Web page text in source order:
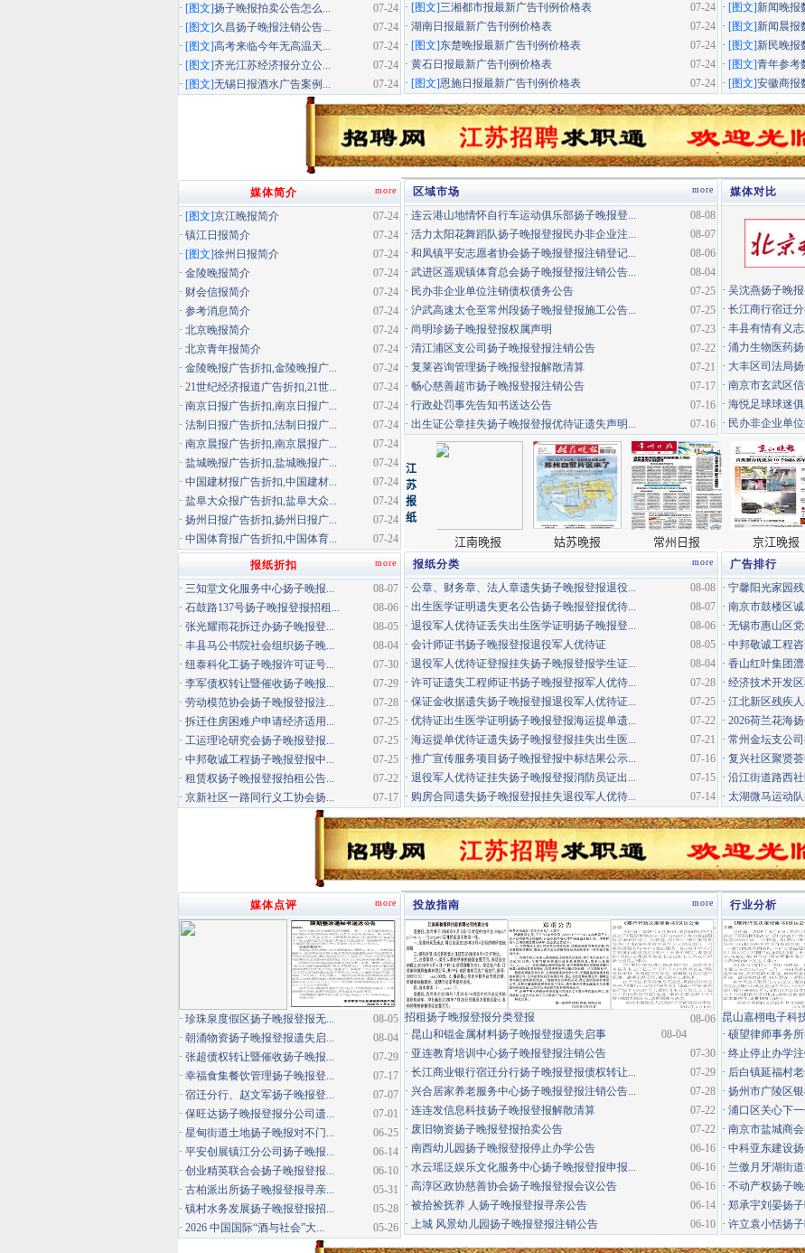
07-24
· [图文]三湘都市报最新广告刊例价格表
07-24
· 湖南日报最新广告刊例价格表
07-24
· [图文]东楚晚报最新广告刊例价格表
07-24
· 黄石日报最新广告刊例价格表
07-24
· [图文]恩施日报最新广告刊例价格表
· [图文]新闻晚报
· [图文]新闻晨报
· [图文]新民晚报
· [图文]青年参考
· [图文]安徽商报
07-24
· [图文]扬子晚报拍卖公告怎么...
07-24
· [图文]久昌扬子晚报注销公告...
07-24
· [图文]高考来临今年无高温天...
07-24
· [图文]齐光江苏经济报分立公...
07-24
· [图文]无锡日报酒水广告案例...
more
区域市场
媒体对比
08-08
· 连云港山地情怀自行车运动俱乐部扬子晚报登...
08-07
· 活力太阳花舞蹈队扬子晚报登报民办非企业注...
08-06
· 和凤镇平安志愿者协会扬子晚报登报注销登记...
08-04
· 武进区遥观镇体育总会扬子晚报登报注销公告...
07-25
· 民办非企业单位注销债权债务公告
07-25
· 沪武高速太仓至常州段扬子晚报登报施工公告...
07-23
· 尚明珍扬子晚报登报权属声明
07-22
· 清江浦区支公司扬子晚报登报注销公告
07-21
· 复莱咨询管理扬子晚报登报解散清算
07-17
· 畅心慈善超市扬子晚报登报注销公告
07-16
· 行政处罚事先告知书送达公告
07-16
· 出生证公章挂失扬子晚报登报优待证遗失声明...
· 吴沈燕扬子晚
· 长江商行宿迁
· 丰县有情有义
· 涌力生物医药
· 大丰区司法局
· 南京市玄武区
· 海悦足球球迷
· 民办非企业单
more
报纸分类
广告排行
08-08
· 公章、财务章、法人章遗失扬子晚报登报退役...
08-07
· 出生医学证明遗失更名公告扬子晚报登报优待...
08-06
· 退役军人优待证丢失出生医学证明扬子晚报登...
08-05
· 会计师证书扬子晚报登报退役军人优待证
08-04
· 退役军人优待证登报挂失扬子晚报登报学生证...
07-28
· 许可证遗失工程师证书扬子晚报登报军人优待...
07-25
· 保证金收据遗失扬子晚报登报退役军人优待证...
07-22
· 优待证出生医学证明扬子晚报登报海运提单遗...
07-21
· 海运提单优待证遗失扬子晚报登报挂失出生医...
07-16
· 推广宣传服务项目扬子晚报登报中标结果公示...
07-15
· 退役军人优待证挂失扬子晚报登报消防员证出...
07-14
· 购房合同遗失扬子晚报登报挂失退役军人优待...
· 宁馨阳光家园
· 南京市鼓楼区
· 无锡市惠山区
· 中邦敬诚工程
· 香山红叶集团
· 经济技术开发
· 江北新区残疾
· 2026荷兰花海
· 常州金坛支公
· 复兴社区聚贤
· 沿江街道路西
· 太湖微马运动
more
媒体简介
07-24
· [图文]京江晚报简介
07-24
· 镇江日报简介
07-24
· [图文]徐州日报简介
07-24
· 金陵晚报简介
07-24
· 财会信报简介
07-24
· 参考消息简介
07-24
· 北京晚报简介
07-24
· 北京青年报简介
07-24
· 金陵晚报广告折扣,金陵晚报广...
07-24
· 21世纪经济报道广告折扣,21世...
07-24
· 南京日报广告折扣,南京日报广...
07-24
· 法制日报广告折扣,法制日报广...
07-24
· 南京晨报广告折扣,南京晨报广...
07-24
· 盐城晚报广告折扣,盐城晚报广...
07-24
· 中国建材报广告折扣,中国建材...
07-24
· 盐阜大众报广告折扣,盐阜大众...
07-24
· 扬州日报广告折扣,扬州日报广...
07-24
· 中国体育报广告折扣,中国体育...
more
报纸折扣
08-07
· 三知堂文化服务中心扬子晚报...
08-06
· 石鼓路137号扬子晚报登报招租...
08-05
· 张光耀雨花拆迁办扬子晚报登...
08-04
· 丰县马公书院社会组织扬子晚...
07-30
· 纽泰科化工扬子晚报许可证号...
07-29
· 李军债权转让暨催收扬子晚报...
07-28
· 劳动模范协会扬子晚报登报注...
07-25
· 拆迁住房困难户申请经济适用...
07-25
· 工运理论研究会扬子晚报登报...
07-25
· 中邦敬诚工程扬子晚报登报中...
07-22
· 租赁权扬子晚报登报拍租公告...
07-17
· 京新社区一路同行义工协会扬...
more
投放指南 行业分析
08-06
·
招租扬子晚报登报分类登报
08-04
· 昆山和锟金属材料扬子晚报登报遗失启事
07-30
· 亚连教育培训中心扬子晚报登报注销公告
07-29
· 长江商业银行宿迁分行扬子晚报登报债权转让...
07-28
· 兴合居家养老服务中心扬子晚报登报注销公告...
07-22
· 连连发信息科技扬子晚报登报解散清算
07-22
· 废旧物资扬子晚报登报拍卖公告
06-16
· 南西幼儿园扬子晚报登报停止办学公告
06-16
· 水云瑶泛娱乐文化服务中心扬子晚报登报申报...
06-16
· 高淳区政协慈善协会扬子晚报登报会议公告
06-14
· 被拾捡抚养 人扬子晚报登报寻亲公告
06-10
· 上城 风景幼儿园扬子晚报登报注销公告
昆山嘉栩电子科
· 硕望律师事务
· 终止停止办学
· 后白镇延福村
· 扬州市广陵区
· 浦口区关心下
· 南京市盐城商
· 中科亚东建设
· 兰傲月牙湖街
· 不动产权扬子
· 郑承宇刘晏扬
· 许立袁小恬扬
more
媒体点评
08-05
· 珍珠泉度假区扬子晚报登报无...
08-04
· 朝涌物资扬子晚报登报遗失启...
07-29
· 张超债权转让暨催收扬子晚报...
07-17
· 幸福食集餐饮管理扬子晚报登...
07-07
· 宿迁分行、赵文军扬子晚报登...
07-01
· 保旺达扬子晚报登报分公司遗...
06-25
· 星甸街道土地扬子晚报对不门...
06-14
· 平安创展镇江分公司扬子晚报...
06-10
· 创业精英联合会扬子晚报登报...
05-31
· 古柏派出所扬子晚报登报寻亲...
05-28
· 镇村水务发展扬子晚报登报招...
05-26
· 2026 中国国际“酒与社会”大...